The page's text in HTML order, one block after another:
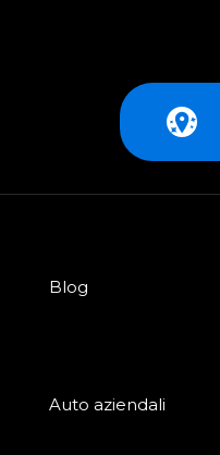
Blog
Auto aziendali